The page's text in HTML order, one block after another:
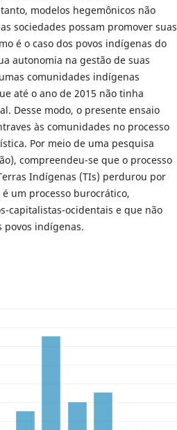
modelos hegemônicos não
sociedades possam promover suas
é o caso dos povos indígenas do
autonomia na gestão de suas
comunidades indígenas
até o ano de 2015 não tinha
Desse modo, o presente ensaio
às comunidades no processo
Por meio de uma pesquisa
compreendeu-se que o processo
Indígenas (TIs) perdurou por
um processo burocrático,
capitalistas-ocidentais e que não
povos indígenas.